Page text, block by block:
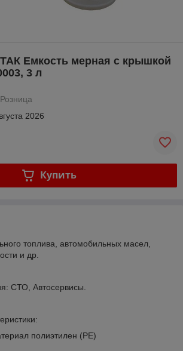
Емкость мерная с крышкой
3 л
Розница
2026
Купить
топлива, автомобильных масел,
и др.
СТО, Автосервисы.
полиэтилен (PE)